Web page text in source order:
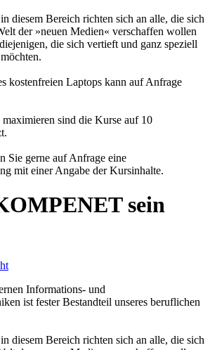
diesem Bereich richten sich an alle, die sich
der »neuen Medien« verschaffen wollen
die sich vertieft und ganz speziell
kostenfreien Laptops kann auf Anfrage
sind die Kurse auf 10
Sie gerne auf Anfrage eine
mit einer Angabe der Kursinhalte.
sein
Informations- und
ist fester Bestandteil unseres beruflichen
diesem Bereich richten sich an alle, die sich